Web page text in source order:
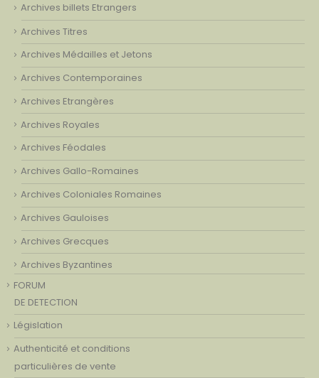
Archives billets Etrangers
Archives Titres
Archives Médailles et Jetons
Archives Contemporaines
Archives Etrangères
Archives Royales
Archives Féodales
Archives Gallo-Romaines
Archives Coloniales Romaines
Archives Gauloises
Archives Grecques
Archives Byzantines
FORUM
DE DETECTION
Législation
Authenticité et conditions
particulières de vente